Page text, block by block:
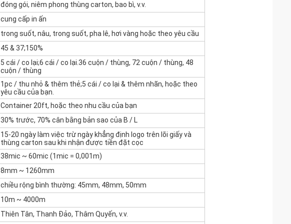
đóng gói, niêm phong thùng carton, bao bì, v.v.
cung cấp in ấn
trong suốt, nâu, trong suốt, pha lê, hơi vàng hoặc theo yêu cầu
45 & 37;150%
5 cái / co lại;6 cái / co lại.36 cuộn / thùng, 72 cuộn / thùng, 48
cuộn / thùng
1pc / thu nhỏ & thêm thẻ;5 cái / co lại & thêm nhãn, hoặc theo
yêu cầu của bạn.
Container 20ft, hoặc theo nhu cầu của bạn
30% trước, 70% cân bằng bản sao của B / L
15-20 ngày làm việc trừ ngày khẳng định logo trên lõi giấy và
thùng carton sau khi nhận được tiền đặt cọc
38mic ~ 60mic (1mic = 0,001m)
8mm ~ 1260mm
chiều rộng bình thường: 45mm, 48mm, 50mm
10m ~ 4000m
Thiên Tân, Thanh Đảo, Thâm Quyến, v.v.